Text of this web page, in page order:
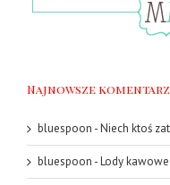
Najnowsze
bluespoon -Niech ktoś
bluespoon -Lody